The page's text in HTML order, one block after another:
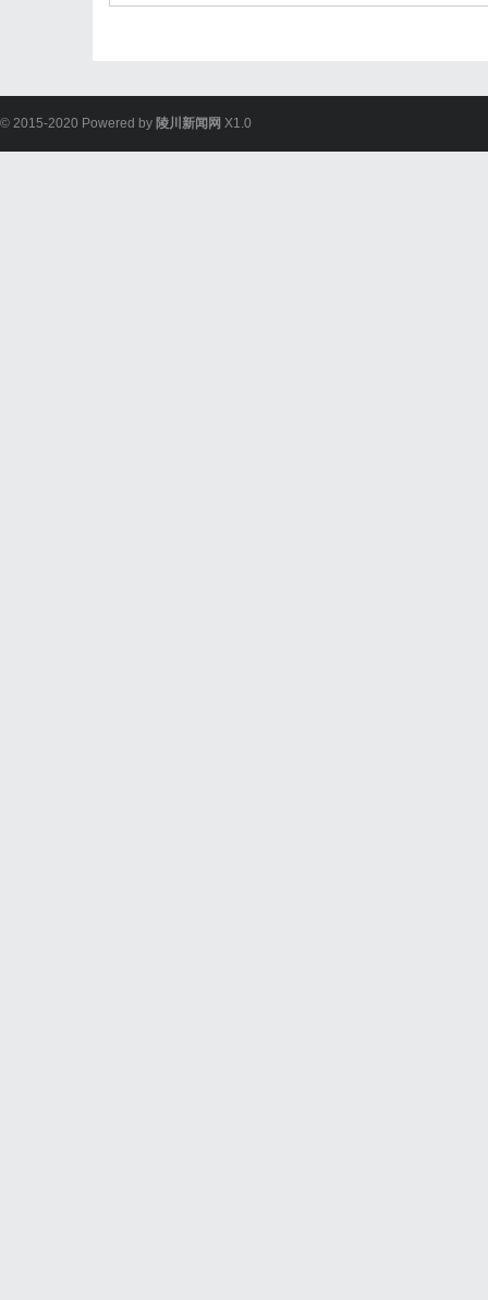
© 2015-2020 Powered by 陵川新闻网 X1.0